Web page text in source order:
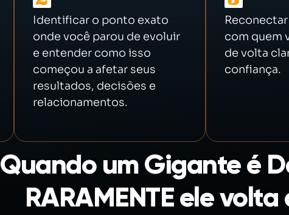
Identificar o ponto exato
onde você parou de evoluir
e entender como isso
começou a afetar seus
resultados, decisões e
relacionamentos.
com quem
de volta
confiança.
Quando um Gigante é
RARAMENTE ele